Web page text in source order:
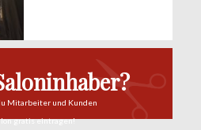
Mitarbeiter und Kunden
gratis eintragen!